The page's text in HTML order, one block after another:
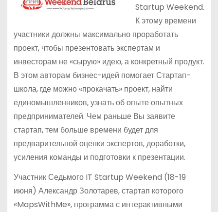
Startup Weekend.
К этому времени
участники должны максимально проработать
проект, чтобы презентовать экспертам и
инвесторам не «сырую» идею, а конкретный продукт.
В этом авторам бизнес-идей помогает Стартап-
школа, где можно «прокачать» проект, найти
единомышленников, узнать об опыте опытных
предпринимателей. Чем раньше Вы заявите
стартап, тем больше времени будет для
предварительной оценки экспертов, доработки,
усиления команды и подготовки к презентации.
Участник Седьмого IT Startup Weekend (18-19
июня) Александр Золотарев, стартап которого
«MapsWithMe», программа с интерактивными